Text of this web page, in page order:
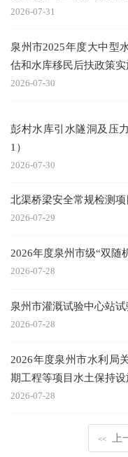
2026-07-31
泉州市2025年度大中型
估和水库移民后扶政策
2026-07-30
彭村水库引水隧洞及压
1）
2026-07-30
北渠桥梁安全常规检测
2026-07-29
2026年度泉州市级“双随
2026-07-28
泉州市灌溉试验中心站
2026-07-28
2026年度泉州市水利局
期工程等项目水土保持
2026-07-28
<<